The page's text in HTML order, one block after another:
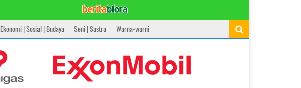
Ekonomi | Sosial | Budaya Seni | Sastra Warna-warni